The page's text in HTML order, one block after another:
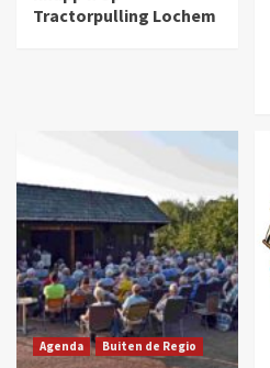
Tractorpulling Lochem
Agenda Buiten de Regio